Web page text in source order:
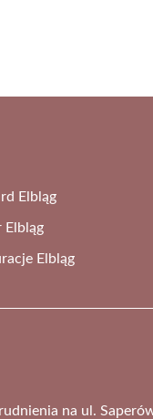
Elbląg
Elbląg
Elbląg
na ul.